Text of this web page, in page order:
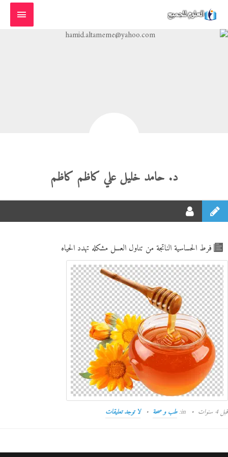
المحتوى
القائمة
الرئيسية
د. حامد خليل علي كاظم كاظم
فرط الحساسية الناتجة من تناول العسل مشكله تهدد الحياه
قبل 4 سنوات in: طب و صحة لا توجد تعليقات